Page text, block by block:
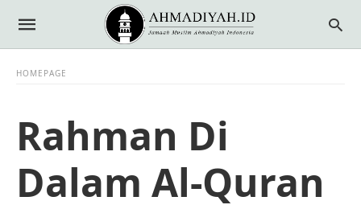
HOMEPAGE
Rahman Di
Dalam Al-Quran